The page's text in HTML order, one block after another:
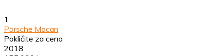
1
Porsche Macan
Pokličite za ceno
2018